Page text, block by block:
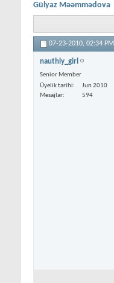
Gülyaz Məəmmədova
07-23-2010, 02:34 PM
nauthly_girl
Senior Member
Üyelik tarihi
Jun 2010
Mesajlar
594